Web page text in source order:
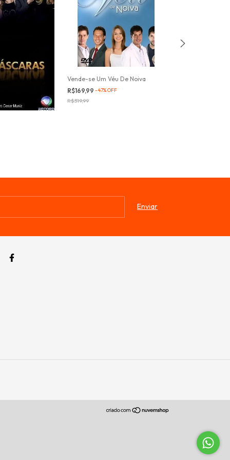
Vende-se Um Véu De Noiva
R$169,99 -47%OFF
R$319,99